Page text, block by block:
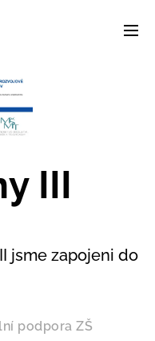
III
jsme zapojeni do
podpora ZŠ